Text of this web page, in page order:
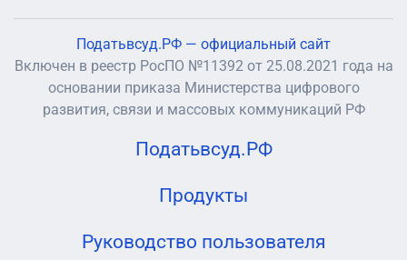
Податьвсуд.РФ — официальный сайт
Включен в реестр РосПО №11392 от 25.08.2021 года на
основании приказа Министерства цифрового
развития, связи и массовых коммуникаций РФ
Податьвсуд.РФ
Продукты
Руководство пользователя